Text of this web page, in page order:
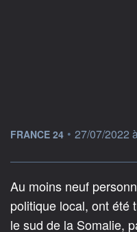
information fournie par
FRANCE 24 • 27/07/2022
Au moins neuf
politique local, ont été
le sud de la Somalie,